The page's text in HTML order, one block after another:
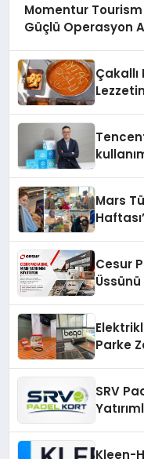
Momentur
Güçlü Operasyon
Mars
Cesur
Parke
SRV
Kleen-